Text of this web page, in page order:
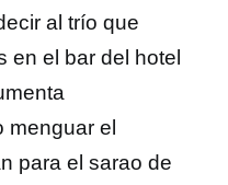
al trío que
en el bar del hotel
el
para el sarao de